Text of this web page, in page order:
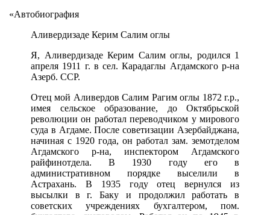
«Автобиография
Аливердизаде Керим Салим оглы
Я, Аливердизаде Керим Салим оглы, родился 1
апреля 1911 г. в сел. Карадаглы Агдамского р-на
Азерб. ССР.
Отец мой Аливердов Салим Рагим оглы 1872 г.р.,
имея сельское образование, до Октябрьской
революции он работал переводчиком у мирового
суда в Агдаме. После советизации Азербайджана,
начиная с 1920 года, он работал зам. земотделом
Агдамского р-на, инспектором Агдамского
райфинотдела. В 1930 году его в
административном порядке выселили в
Астрахань. В 1935 году отец вернулся из
высылки в г. Баку и продолжил работать в
советских учреждениях бухгалтером, пом.